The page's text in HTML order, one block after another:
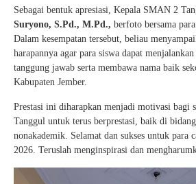
Sebagai bentuk apresiasi, Kepala SMAN 2
Suryono, S.Pd., M.Pd., berfoto bersama
Dalam kesempatan tersebut, beliau
harapannya agar para siswa dapat
tanggung jawab serta membawa nama baik
Kabupaten Jember.
Prestasi ini diharapkan menjadi motivasi bagi
Tanggul untuk terus berprestasi, baik di
nonakademik. Selamat dan sukses untuk para
2026. Teruslah menginspirasi dan